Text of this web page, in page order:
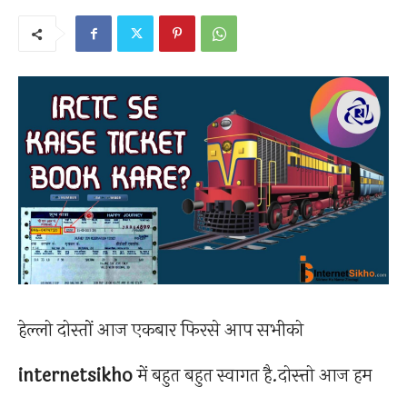
हेल्लो दोस्तों आज एकबार फिरसे आप सभीको
internetsikhoमें बहुत बहुत स्वागत है.दोस्त्तो आज हम